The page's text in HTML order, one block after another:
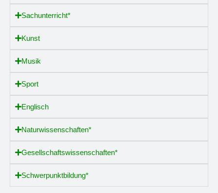
Sachunterricht*
Kunst
Musik
Sport
Englisch
Naturwissenschaften*
Gesellschaftswissenschaften*
Schwerpunktbildung*